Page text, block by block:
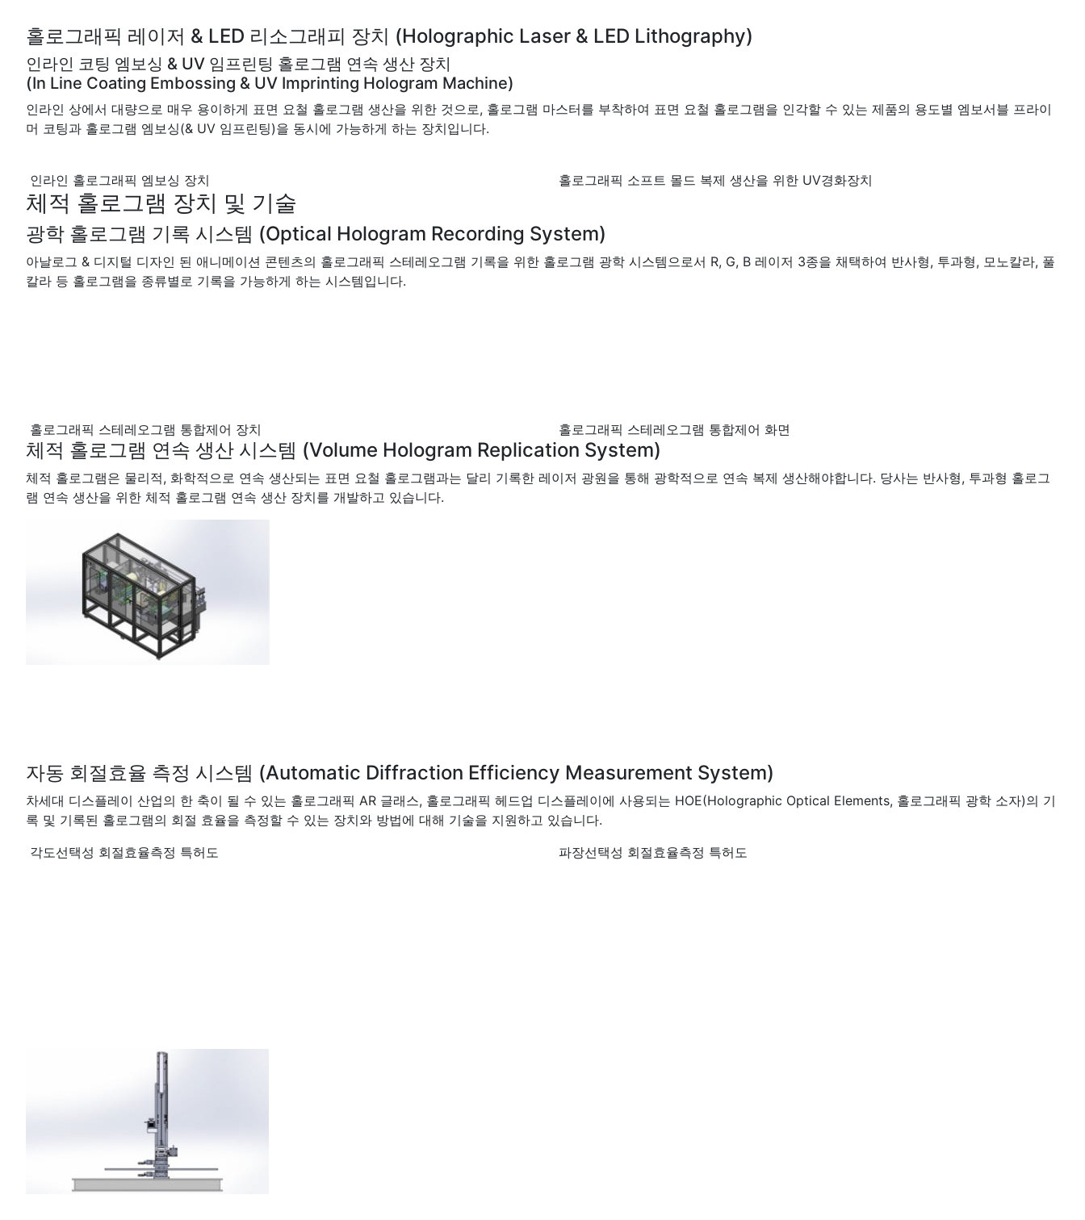
홀로그래픽 레이저 & LED 리소그래피 장치 (Holographic Laser & LED Lithography)
인라인 코팅 엠보싱 & UV 임프린팅 홀로그램 연속 생산 장치
(In Line Coating Embossing & UV Imprinting Hologram Machine)
인라인 상에서 대량으로 매우 용이하게 표면 요철 홀로그램 생산을 위한 것으로, 홀로그램 마스터를 부착하여 표면 요철 홀로그램을 인각할 수 있는 제품의 용도별 엠보서블 프라이
머 코팅과 홀로그램 엠보싱(& UV 임프린팅)을 동시에 가능하게 하는 장치입니다.
인라인 홀로그래픽 엠보싱 장치 홀로그래픽 소프트 몰드 복제 생산을 위한 UV경화장치
체적 홀로그램 장치 및 기술
광학 홀로그램 기록 시스템 (Optical Hologram Recording System)
아날로그 & 디지털 디자인 된 애니메이션 콘텐츠의 홀로그래픽 스테레오그램 기록을 위한 홀로그램 광학 시스템으로서 R, G, B 레이저 3종을 채택하여 반사형, 투과형, 모노칼라, 풀
칼라 등 홀로그램을 종류별로 기록을 가능하게 하는 시스템입니다.
홀로그래픽 스테레오그램 통합제어 장치 홀로그래픽 스테레오그램 통합제어 화면
체적 홀로그램 연속 생산 시스템 (Volume Hologram Replication System)
체적 홀로그램은 물리적, 화학적으로 연속 생산되는 표면 요철 홀로그램과는 달리 기록한 레이저 광원을 통해 광학적으로 연속 복제 생산해야합니다. 당사는 반사형, 투과형 홀로그
램 연속 생산을 위한 체적 홀로그램 연속 생산 장치를 개발하고 있습니다.
자동 회절효율 측정 시스템 (Automatic Diffraction Efficiency Measurement System)
차세대 디스플레이 산업의 한 축이 될 수 있는 홀로그래픽 AR 글래스, 홀로그래픽 헤드업 디스플레이에 사용되는 HOE(Holographic Optical Elements, 홀로그래픽 광학 소자)의 기
록 및 기록된 홀로그램의 회절 효율을 측정할 수 있는 장치와 방법에 대해 기술을 지원하고 있습니다.
각도선택성 회절효율측정 특허도
파장선택성 회절효율측정 특허도